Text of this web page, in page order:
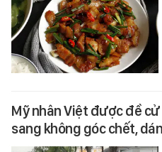
Mỹ nhân Việt được đề
sang không góc chết,